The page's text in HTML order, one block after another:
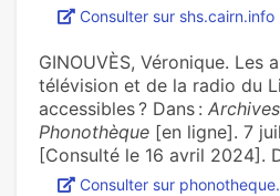
Consulter sur shs.cairn.info
GINOUVÈS, Véronique. Les
télévision et de la radio du
accessibles ? Dans :
Phonothèque [en ligne]. 7
[Consulté le 16 avril 2024].
Consulter sur